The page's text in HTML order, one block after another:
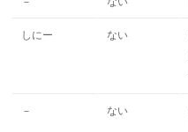
しにー ない
－ ない